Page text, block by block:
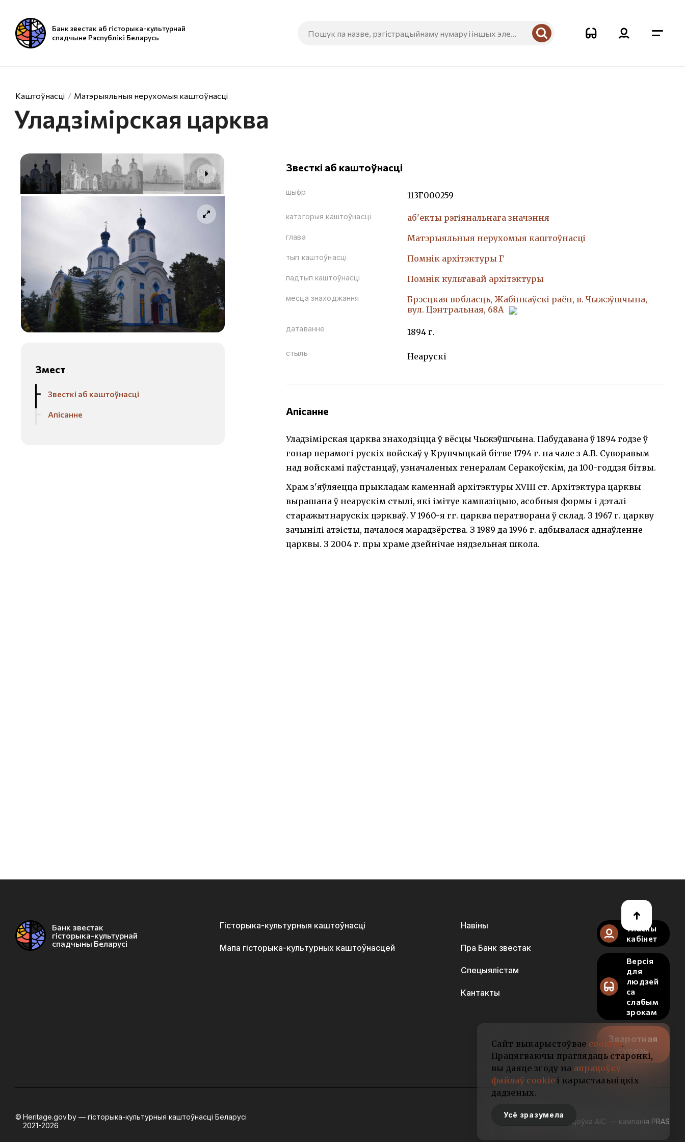
Банк звестак аб гісторыка-культурнай
спадчыне Рэспублікі Беларусь
Каштоўнасці Матэрыяльныя нерухомыя каштоўнасці
Уладзімірская царква
Змест
Звесткі аб каштоўнасці
Апісанне
Звесткі аб каштоўнасці
шыфр 113Г000259
катэгорыя каштоўнасці аб'екты рэгіянальнага значэння
глава Матэрыяльныя нерухомыя каштоўнасці
тып каштоўнасці Помнiк архiтэктуры Г
падтып каштоўнасці Помнiк культавай архiтэктуры
месца знаходжання
Брэсцкая вобласць, Жабінкаўскі раён, в. Чыжэўшчына,
вул. Цэнтральная, 68А
датаванне 1894 г.
стыль Неарускі
Апісанне
Уладзімірская царква знаходзіцца ў вёсцы Чыжэўшчына. Пабудавана ў 1894 годзе ў
гонар перамогі рускіх войскаў у Крупчыцкай бітве 1794 г. на чале з А.В. Суворавым
над войскамі паўстанцаў, узначаленых генералам Серакоўскім, да 100-годдзя бітвы.
Храм з'яўляецца прыкладам каменнай архітэктуры ХVIII ст. Архітэктура царквы
вырашана ў неарускім стылі, які імітуе кампазіцыю, асобныя формы і дэталі
старажытнарускіх цэркваў. У 1960-я гг. царква ператворана ў склад. З 1967 г. царкву
зачынілі атэісты, пачалося марадзёрства. З 1989 да 1996 г. адбывалася аднаўленне
царквы. З 2004 г. пры храме дзейнічае нядзельная школа.
Банк звестак
гісторыка-культурнай
спадчыны Беларусі
Гісторыка-культурныя каштоўнасці
Мапа гісторыка-культурных каштоўнасцей
Навіны
Пра Банк звестак
Спецыялістам
Кантакты
Уласны
кабінет
Версія
для
людзей
са
слабым
зрокам
Зваротная
сувязь
Heritage.gov.by — гісторыка-культурныя каштоўнасці Беларусі
2021-2026
Распрацоўка АІС — кампанія PRAS
Сайт выкарыстоўвае cookies.
Працягваючы праглядаць старонкі,
вы даяце згоду на апрацоўку
файлаў cookie і карыстальніцкіх
дадзеных.
Усё зразумела